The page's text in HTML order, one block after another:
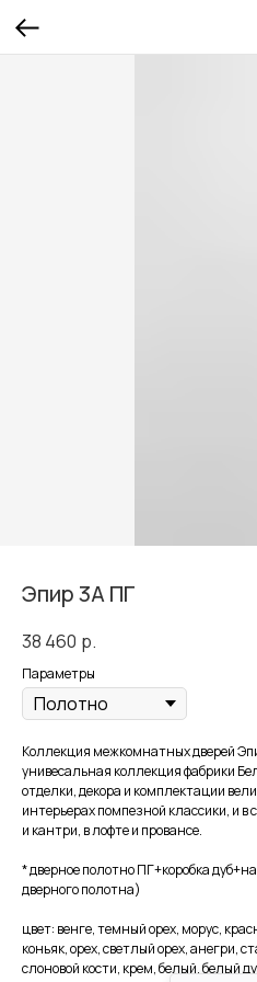
Эпир 3А ПГ
38 460 р.
Параметры
Коллекция межкомнатных дверей
унивесальная коллекция фабрики
отделки, декора и комплектации
интерьерах помпезной классики, и
и кантри, в лофте и провансе.
* дверное полотно ПГ+коробка
дверного полотна)
цвет: венге, темный орех, морус,
коньяк, орех, светлый орех, анегри,
слоновой кости, крем, белый, белый